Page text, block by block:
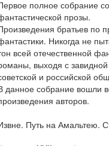
полное собрание
прозы.
братьев по
Никогда не
всей отечественной
выходя с
и российской
данное собрание вошли
авторов.
Путь на Амальтею.